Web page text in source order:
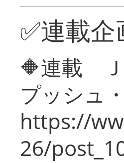
✅連載企
🔶連載
プッシュ
https://
26/